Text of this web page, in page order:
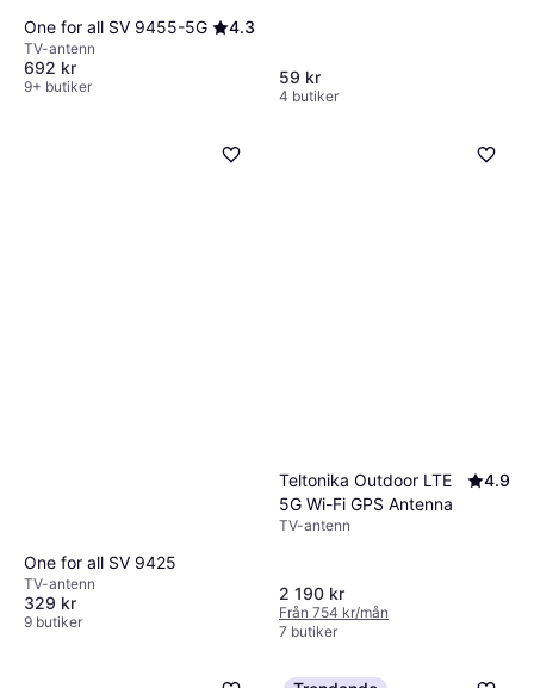
One for all SV 9455-5G 4.3
TV-antenn
692 kr
9+ butiker 59 kr
4 butiker
One for all SV 9425
TV-antenn
329 kr
9 butiker
Teltonika Outdoor LTE
5G Wi-Fi GPS Antenna
4.9
TV-antenn
2 190 kr
Från 754 kr/mån
7 butiker